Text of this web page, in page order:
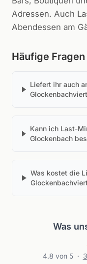
Adressen. Auch
Abendessen am
Häufige Fragen
Liefert ihr auch
Kann ich Last-
Glockenbach
Was kostet die
Was
4.8 von 5 ·